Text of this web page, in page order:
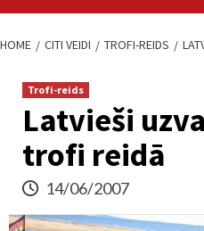
HOME CITI VEIDI TROFI-REIDS
Trofi-reids
Latvieši
trofi reidā
14/06/2007